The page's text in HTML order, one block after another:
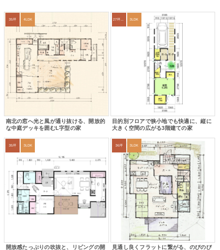
35坪 4LDK
南北の窓へ光と風が通り抜ける、開放的
な中庭デッキを囲むL字型の家
27坪〜30坪 3LDK
目的別フロアで狭小地でも快適に、縦に
大きく空間の広がる3階建ての家
35坪 3LDK
開放感たっぷりの吹抜と、リビングの開
36坪 3LDK
見通し良くフラットに繋がる、のびのび